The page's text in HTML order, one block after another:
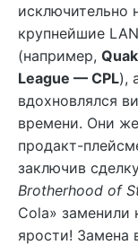
исключительно
крупнейшие
(например,
League — CPL),
вдохновлялся
времени. Они
продакт-
заключив
Brotherhood of
Cola» заменили
ярости!